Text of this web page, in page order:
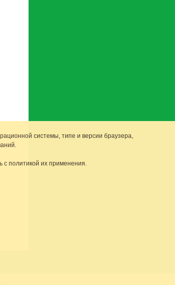
системы, типе и версии браузера,
с политикой их применения.